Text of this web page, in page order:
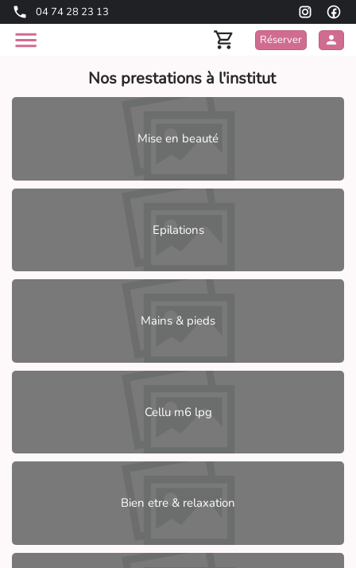
04 74 28 23 13
Réserver
Nos prestations à l'institut
Mise en beauté
Epilations
Mains & pieds
Cellu m6 lpg
Bien etre & relaxation